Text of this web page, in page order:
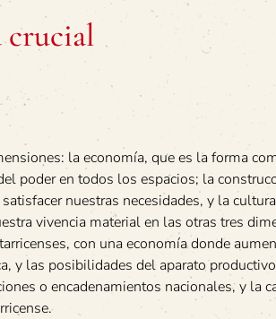
crucial
la economía, que es la forma
poder en todos los espacios; la
nuestras necesidades, y la
vivencia material en las otras tres
con una economía donde
y las posibilidades del aparato
o encadenamientos nacionales, y la